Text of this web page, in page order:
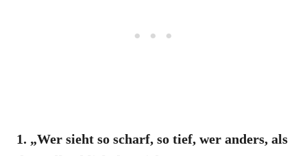
1. „Wer sieht so scharf, so tief, wer anders, als